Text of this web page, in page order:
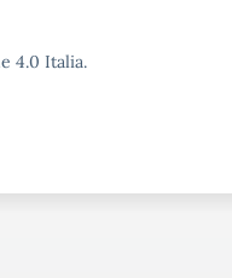
4.0 Italia.